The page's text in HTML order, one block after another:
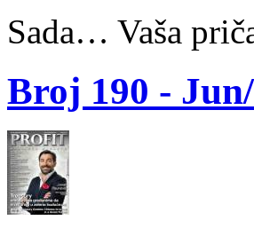
Sada… Vaša
Broj 190 -